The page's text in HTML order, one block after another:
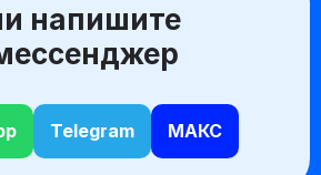
напишите
Telegram МАКС